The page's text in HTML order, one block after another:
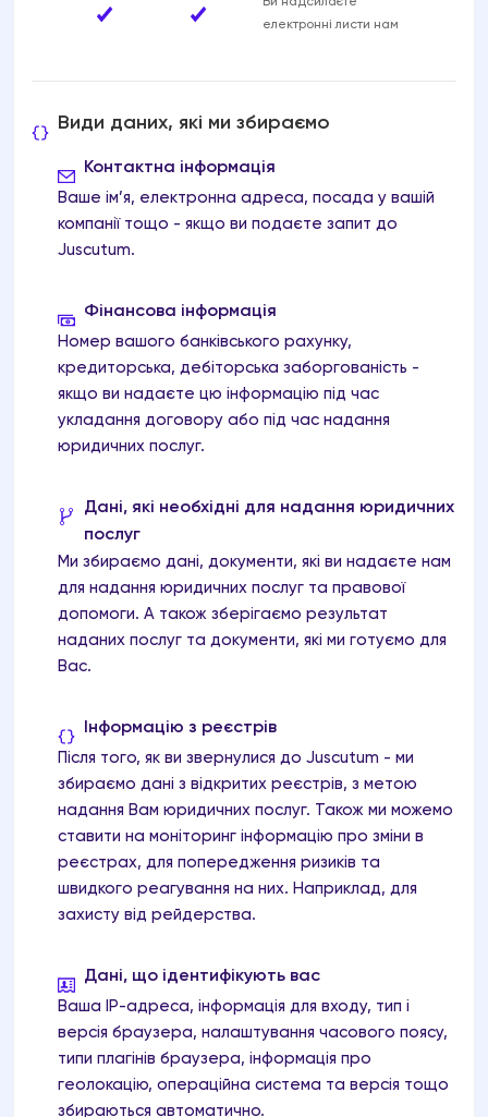
електронні листи нам
Види даних, які ми збираємо
Ваше ім’я, електронна адреса, посада у вашій
компанії тощо - якщо ви подаєте запит до
Juscutum.
Контактна інформація
Номер вашого банківського рахунку,
кредиторська, дебіторська заборгованість -
якщо ви надаєте цю інформацію під час
укладання договору або під час надання
юридичних послуг.
Фінансова інформація
Ми збираємо дані, документи, які ви надаєте нам
для надання юридичних послуг та правової
допомоги. А також зберігаємо результат
наданих послуг та документи, які ми готуємо для
Вас.
Дані, які необхідні для надання юридичних
послуг
Після того, як ви звернулися до Juscutum - ми
збираємо дані з відкритих реєстрів, з метою
надання Вам юридичних послуг. Також ми можемо
ставити на моніторинг інформацію про зміни в
реєстрах, для попередження ризиків та
швидкого реагування на них. Наприклад, для
захисту від рейдерства.
Інформацію з реєстрів
Ваша IP-адреса, інформація для входу, тип і
версія браузера, налаштування часового поясу,
типи плагінів браузера, інформація про
геолокацію, операційна система та версія тощо
збираються автоматично.
Дані, що ідентифікують вас